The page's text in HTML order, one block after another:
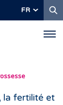
FR
la fertilité et